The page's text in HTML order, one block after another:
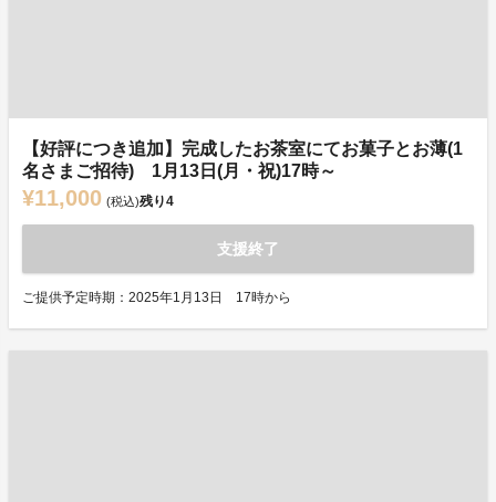
【好評につき追加】完成したお茶室にてお菓子とお薄(1
名さまご招待) 1月13日(月・祝)17時～
¥11,000 (税込)残り4
支援終了
ご提供予定時期：2025年1月13日 17時から